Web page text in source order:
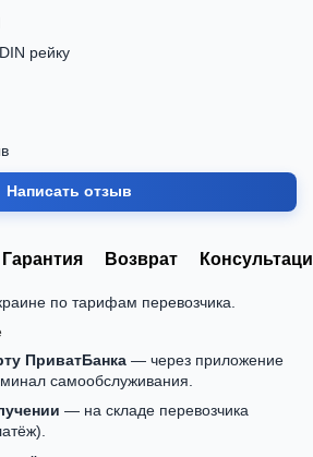
рейку
Написать отзыв
Гарантия Возврат
по тарифам перевозчика.
ПриватБанка — через приложение
самообслуживания.
— на складе перевозчика